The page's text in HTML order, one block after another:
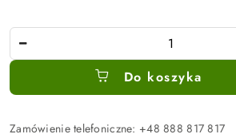
Do koszyka
Zamówienie telefoniczne: +48 888 817 817